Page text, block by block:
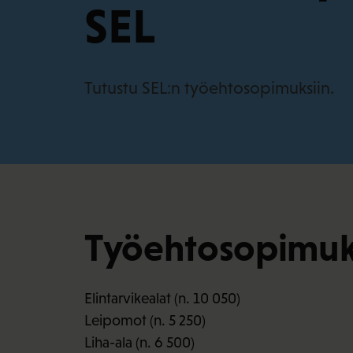
SEL
Tutustu SEL:n työehtosopimuksiin.
Elintarvikealat (n. 10 050)
Leipomot (n. 5 250)
Liha-ala (n. 6 500)